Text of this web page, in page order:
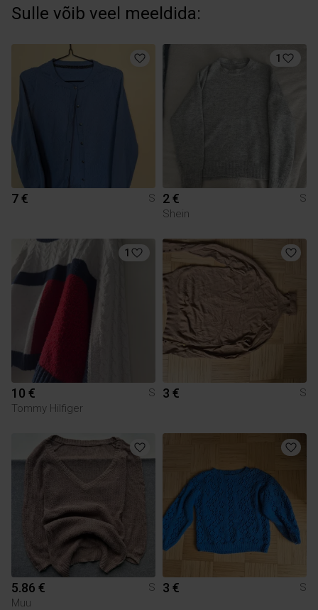
Sulle võib veel meeldida:
7 € S
1
2 €
S
Shein
1
10 €
S
Tommy Hilfiger
3 € S
5.86 €
S
Muu
3 € S